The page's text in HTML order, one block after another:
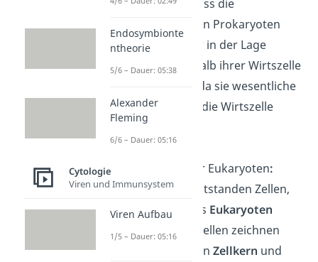
führte dazu, dass die
eingewanderten Prokaryoten
immer weniger in der Lage
waren, außerhalb ihrer Wirtszelle
zu überleben, da sie wesentliche
Funktionen an die Wirtszelle
abgaben.
Entstehung der Eukaryoten:
Als Ergebnis entstanden Zellen,
die du heute als Eukaryoten
kennst. Diese Zellen zeichnen
sich durch einenZellkern und
Endosymbionte
ntheorie
5/6 – Dauer: 05:38
Alexander
Fleming
6/6 – Dauer: 05:16
Cytologie
Viren und Immunsystem
Viren Aufbau
1/5 – Dauer: 05:16